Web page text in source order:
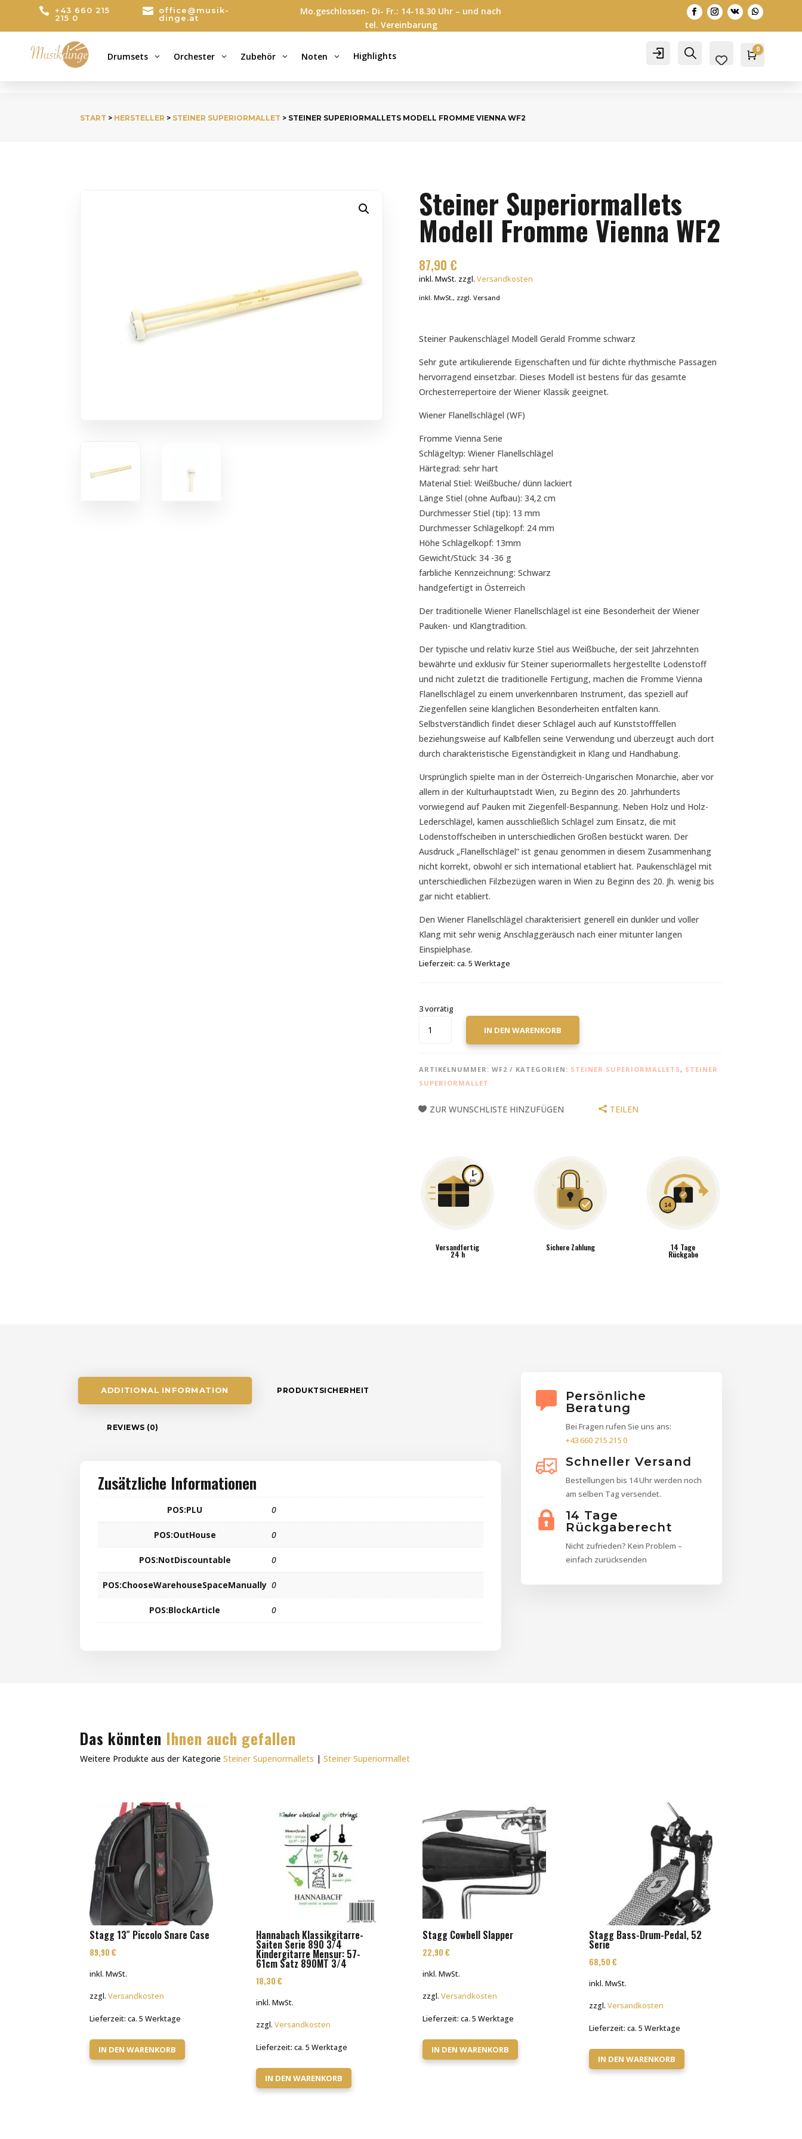
 +43 660 215
215 0

office@musik-
dinge.at
Mo.geschlossen- Di- Fr.: 14-18.30 Uhr – und nach
tel. Vereinbarung
Drumsets 3 Orchester 3 Zubehör 3 Noten 3 Highlights Account Search 0
START > HERSTELLER > STEINER SUPERIORMALLET > STEINER SUPERIORMALLETS MODELL FROMME VIENNA WF2
Steiner Superiormallets
Modell Fromme Vienna WF2
87,90 €
inkl. MwSt. zzgl. Versandkosten
inkl. MwSt., zzgl. Versand
Steiner Paukenschlägel Modell Gerald Fromme schwarz
Sehr gute artikulierende Eigenschaften und für dichte rhythmische Passagen
hervorragend einsetzbar. Dieses Modell ist bestens für das gesamte
Orchesterrepertoire der Wiener Klassik geeignet.
Wiener Flanellschlägel (WF)
Fromme Vienna Serie
Schlägeltyp: Wiener Flanellschlägel
Härtegrad: sehr hart
Material Stiel: Weißbuche/ dünn lackiert
Länge Stiel (ohne Aufbau): 34,2 cm
Durchmesser Stiel (tip): 13 mm
Durchmesser Schlägelkopf: 24 mm
Höhe Schlägelkopf: 13mm
Gewicht/Stück: 34 -36 g
farbliche Kennzeichnung: Schwarz
handgefertigt in Österreich
Der traditionelle Wiener Flanellschlägel ist eine Besonderheit der Wiener
Pauken- und Klangtradition.
Der typische und relativ kurze Stiel aus Weißbuche, der seit Jahrzehnten
bewährte und exklusiv für Steiner superiormallets hergestellte Lodenstoff
und nicht zuletzt die traditionelle Fertigung, machen die Fromme Vienna
Flanellschlägel zu einem unverkennbaren Instrument, das speziell auf
Ziegenfellen seine klanglichen Besonderheiten entfalten kann.
Selbstverständlich findet dieser Schlägel auch auf Kunststofffellen
beziehungsweise auf Kalbfellen seine Verwendung und überzeugt auch dort
durch charakteristische Eigenständigkeit in Klang und Handhabung.
Ursprünglich spielte man in der Österreich-Ungarischen Monarchie, aber vor
allem in der Kulturhauptstadt Wien, zu Beginn des 20. Jahrhunderts
vorwiegend auf Pauken mit Ziegenfell-Bespannung. Neben Holz und Holz-
Lederschlägel, kamen ausschließlich Schlägel zum Einsatz, die mit
Lodenstoffscheiben in unterschiedlichen Größen bestückt waren. Der
Ausdruck „Flanellschlägel“ ist genau genommen in diesem Zusammenhang
nicht korrekt, obwohl er sich international etabliert hat. Paukenschlägel mit
unterschiedlichen Filzbezügen waren in Wien zu Beginn des 20. Jh. wenig bis
gar nicht etabliert.
Den Wiener Flanellschlägel charakterisiert generell ein dunkler und voller
Klang mit sehr wenig Anschlaggeräusch nach einer mitunter langen
Einspielphase.
Lieferzeit: ca. 5 Werktage
3 vorrätig
SUPERIORMALLETS
MENGE
IN DEN WARENKORB
ARTIKELNUMMER: WF2 KATEGORIEN: STEINER SUPERIORMALLETS , STEINER
SUPERIORMALLET
ZUR WUNSCHLISTE HINZUFÜGEN TEILEN
Versandfertig
24 h
Sichere Zahlung 14 Tage
Rückgabe
ADDITIONAL INFORMATION PRODUKTSICHERHEIT
REVIEWS (0)
Zusätzliche Informationen
POS:PLU 0
POS:OutHouse 0
POS:NotDiscountable 0
POS:ChooseWarehouseSpaceManually 0
POS:BlockArticle 0
Persönliche
Beratung
Bei Fragen rufen Sie uns ans:
+43 660 215 215 0
Schneller Versand
Bestellungen bis 14 Uhr werden noch
am selben Tag versendet.
14 Tage
Rückgaberecht
Nicht zufrieden? Kein Problem –
einfach zurücksenden
Das könnten Ihnen auch gefallen
Weitere Produkte aus der KategorieSteiner Superiormallets |Steiner Superiormallet
Stagg 13″ Piccolo Snare Case
89,90€
inkl. MwSt.
zzgl.Versandkosten
Lieferzeit:ca. 5 Werktage
IN DEN WARENKORB
Hannabach Klassikgitarre-
Saiten Serie 890 3/4
Kindergitarre Mensur: 57-
61cm Satz 890MT 3/4
18,30€
inkl. MwSt.
zzgl.Versandkosten
Lieferzeit:ca. 5 Werktage
IN DEN WARENKORB
Stagg Cowbell Slapper
22,90€
inkl. MwSt.
zzgl.Versandkosten
Lieferzeit:ca. 5 Werktage
IN DEN WARENKORB
Stagg Bass-Drum-Pedal, 52
Serie
68,50€
inkl. MwSt.
zzgl.Versandkosten
Lieferzeit:ca. 5 Werktage
IN DEN WARENKORB